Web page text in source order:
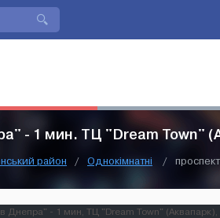
- 1 мин. ТЦ "Dream Town"
район / Однокімнатні /